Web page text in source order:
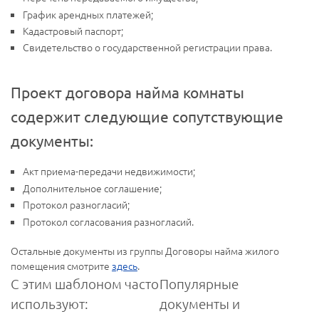
График арендных платежей;
Кадастровый паспорт;
Свидетельство о государственной регистрации права.
Проект договора найма комнаты
содержит следующие сопутствующие
документы:
Акт приема-передачи недвижимости;
Дополнительное соглашение;
Протокол разногласий;
Протокол согласования разногласий.
Остальные документы из группы Договоры найма жилого
помещения смотрите здесь.
С этим шаблоном часто
используют:
Популярные
документы и